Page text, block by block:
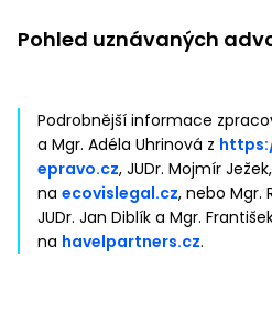
Pohled uznávaných
Podrobnější informace
a Mgr. Adéla Uhrinová z
epravo.cz, JUDr. Mojmír
na ecovislegal.cz, nebo Mgr.
JUDr. Jan Diblík a Mgr.
na havelpartners.cz.